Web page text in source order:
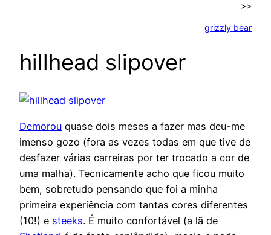
>>
grizzly bear
hillhead slipover
Demorou quase dois meses a fazer mas deu-me
imenso gozo (fora as vezes todas em que tive de
desfazer várias carreiras por ter trocado a cor de
uma malha). Tecnicamente acho que ficou muito
bem, sobretudo pensando que foi a minha
primeira experiência com tantas cores diferentes
(10!) e steeks. É muito confortável (a lã de